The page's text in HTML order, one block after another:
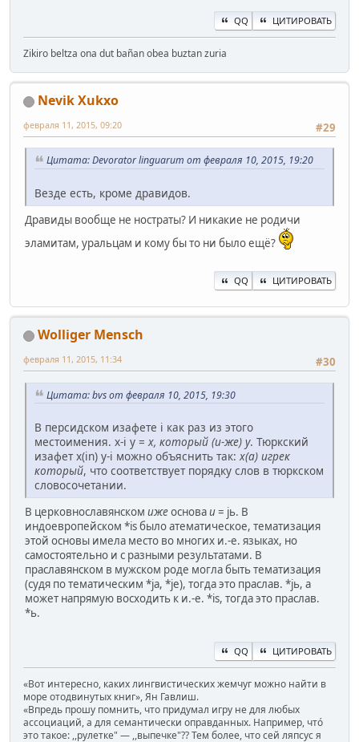
QQ ЦИТИРОВАТЬ
Zikiro beltza ona dut bañan obea buztan zuria
Nevik Xukxo
#29
февраля 11, 2015, 09:20
Цитата: Devorator linguarum от февраля 10, 2015, 19:20
Везде есть, кроме дравидов.
Дравиды вообще не ностраты? И никакие не родичи
эламитам, уральцам и кому бы то ни было ещё?
QQ ЦИТИРОВАТЬ
Wolliger Mensch
#30
февраля 11, 2015, 11:34
Цитата: bvs от февраля 10, 2015, 19:30
В персидском изафете i как раз из этого
местоимения. х-i y =x, который (и-же) y. Тюркский
изафет х(in) y-i можно объяснить так:х(а) игрек
который, что соответствует порядку слов в тюркском
словосочетании.
В церковнославянском ижеосноваи= jь. В
индоевропейском *is было атематическое, тематизация
этой основы имела место во многих и.-е. языках, но
самостоятельно и с разными результатами. В
праславянском в мужском роде могла быть тематизация
(судя по тематическим *ja, *je), тогда это праслав. *jь, а
может напрямую восходить к и.-е. *is, тогда это праслав.
*ь.
QQ ЦИТИРОВАТЬ
«Вот интересно, каких лингвистических жемчуг можно найти в
море отодвинутых книг», Ян Гавлиш.
«Впредь прошу помнить, что придумал игру не для любых
ассоциаций, а для семантически оправданных. Например, чтó
это такое: ,,рулетке" — ,,выпечке"?? Тем более, что сей ляпсус я